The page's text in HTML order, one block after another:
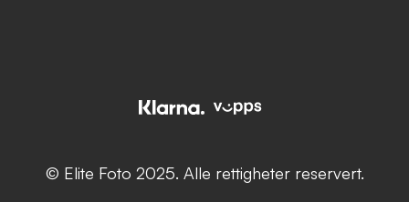
© Elite Foto 2025. Alle rettigheter reservert.